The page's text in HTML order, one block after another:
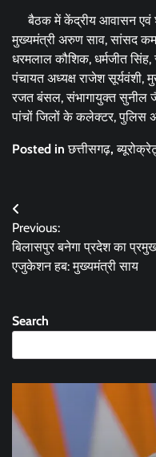
बैठक में केंद्रीय आवासन एवं
मुख्यमंत्री अरुण साव, सांसद
धरमलाल कौशिक, धर्मजीत सिंह,
पंचायत अध्यक्ष राजेश सूर्यवंशी,
रजत बंसल, संभागायुक्त सुनील
पांचों जिलों के कलेक्टर, पुलिस
Posted inछत्तीसगढ़,
Post
navigation
Previous:
बिलासपुर बनेगा प्रदेश का
एजुकेशन हब: मुख्यमंत्री साय
Search